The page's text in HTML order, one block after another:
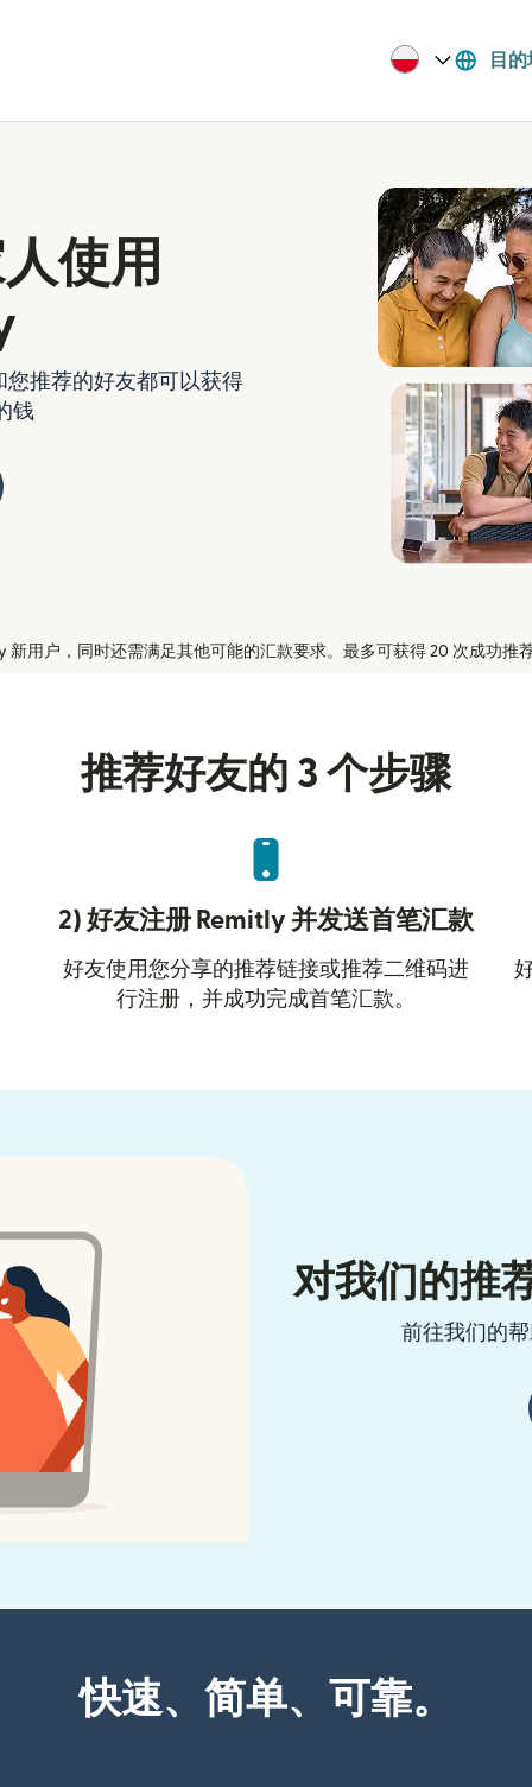
目
使用
推荐的好友都可以获得
钱
用户，同时还需满足其他可能的汇款要求。最多可获得 20 次成功推荐
推荐好友的 3 个步骤
2) 好友注册 Remitly 并发送首笔汇款
好友使用您分享的推荐链接或推荐二维码进
行注册，并成功完成首笔汇款。
对我们的推
前往我们的
快速、简单、可靠。